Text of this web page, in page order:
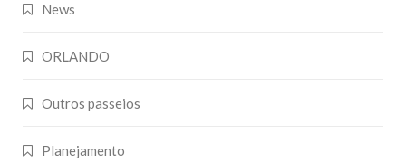
News
ORLANDO
Outros passeios
Planejamento